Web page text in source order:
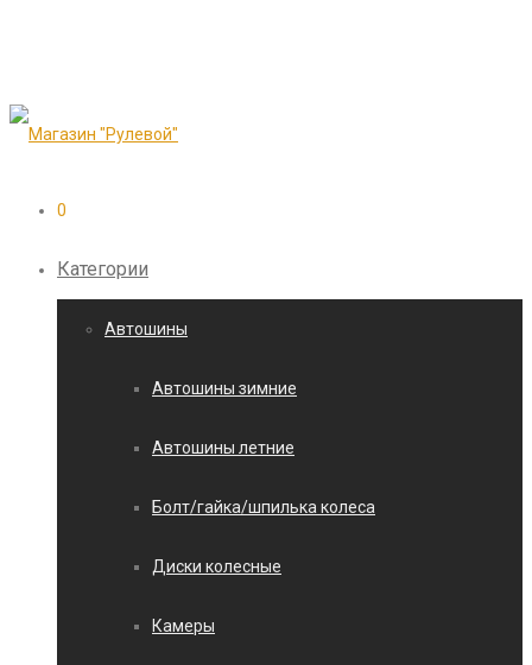
0
Категории
Автошины
Автошины зимние
Автошины летние
Болт/гайка/шпилька колеса
Диски колесные
Камеры